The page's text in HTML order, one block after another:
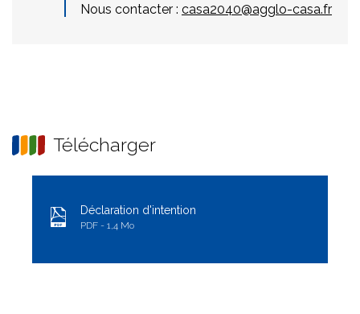
Nous contacter : casa2040@agglo-casa.fr
Télécharger
Déclaration d'intention
PDF 1,4 Mo